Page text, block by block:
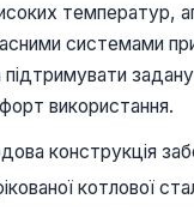
температур,
системами
використання.
конструкція
котлової